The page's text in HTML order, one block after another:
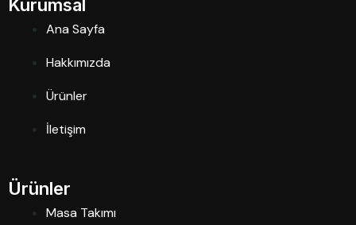
Kurumsal
Ana Sayfa
Hakkımızda
Ürünler
İletişim
Ürünler
Masa Takımı